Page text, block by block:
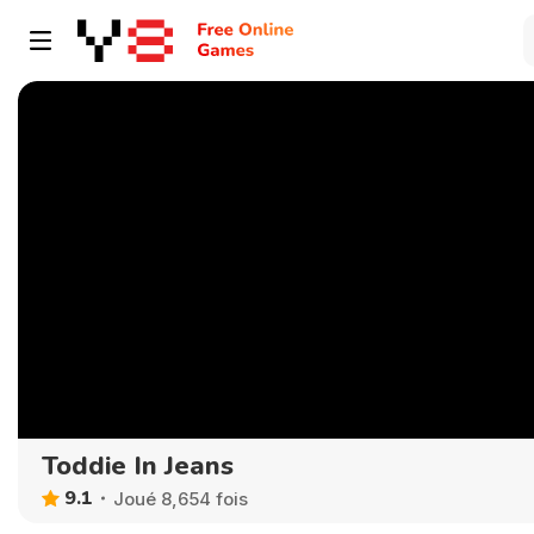
Toddie In Jeans
9.1 Joué 8,654 fois